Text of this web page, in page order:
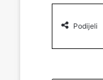
Podijeli